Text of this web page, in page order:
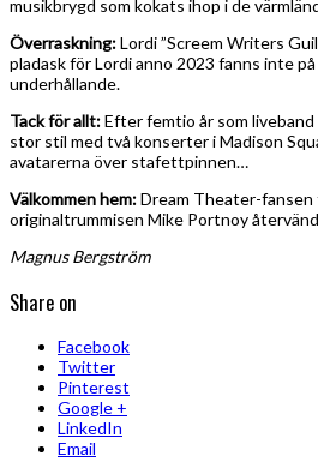
musikbrygd som kokats ihop i de
Överraskning:Lordi ”Screem Writers
pladask för Lordi anno 2023 fanns inte
underhållande.
Tack för allt:Efter femtio år som
stor stil med två konserter i Madison
avatarerna över stafettpinnen…
Välkommen hem:Dream Theater-fansen
originaltrummisen Mike Portnoy
Magnus Bergström
Share on
Facebook
Twitter
Pinterest
Google +
LinkedIn
Email